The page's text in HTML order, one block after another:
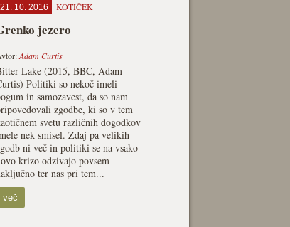
21. 10. 2016 KOTIČEK
jezero
Adam Curtis
Lake (2015, BBC, Adam
Politiki so nekoč imeli
in samozavest, da so nam
zgodbe, ki so v tem
svetu različnih dogodkov
nek smisel. Zdaj pa velikih
ni več in politiki se na vsako
krizo odzivajo povsem
ter nas pri tem...
več